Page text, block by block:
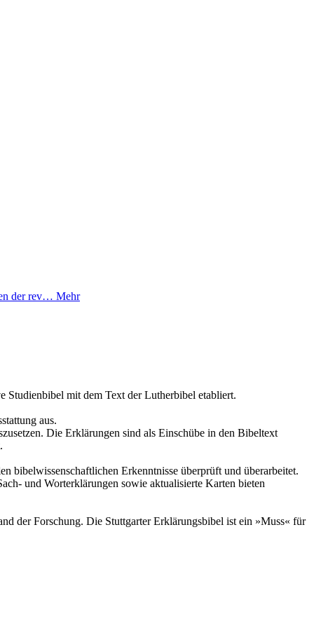
der rev… Mehr
Studienbibel mit dem Text der Lutherbibel etabliert.
aus.
Die Erklärungen sind als Einschübe in den Bibeltext
bibelwissenschaftlichen Erkenntnisse überprüft und überarbeitet.
und Worterklärungen sowie aktualisierte Karten bieten
der Forschung. Die Stuttgarter Erklärungsbibel ist ein »Muss« für